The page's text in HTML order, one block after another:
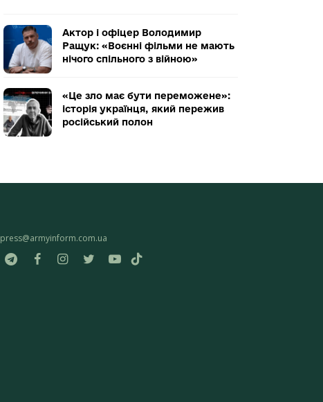
Актор і офіцер Володимир
Ращук: «Воєнні фільми не мають
нічого спільного з війною»
«Це зло має бути переможене»:
історія українця, який пережив
російський полон
press@armyinform.com.ua